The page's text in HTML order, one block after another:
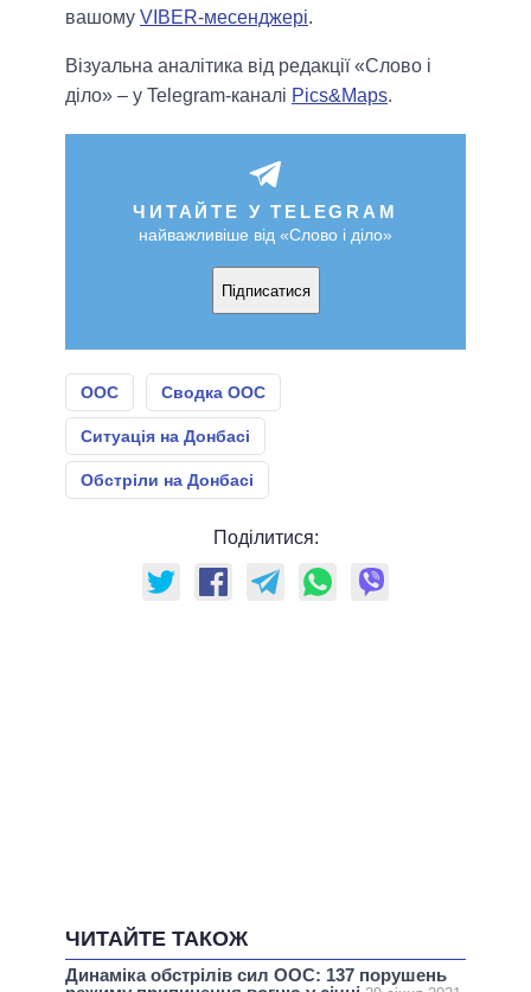
вашому VIBER-месенджері.
Візуальна аналітика від редакції «Слово і
діло» – у Telegram-каналі Pics&Maps.
ЧИТАЙТЕ У TELEGRAM
найважливіше від «Слово і діло»
Підписатися
ООС Сводка ООС
Ситуація на Донбасі
Обстріли на Донбасі
Поділитися:
ЧИТАЙТЕ ТАКОЖ
Динаміка обстрілів сил ООС: 137 порушень